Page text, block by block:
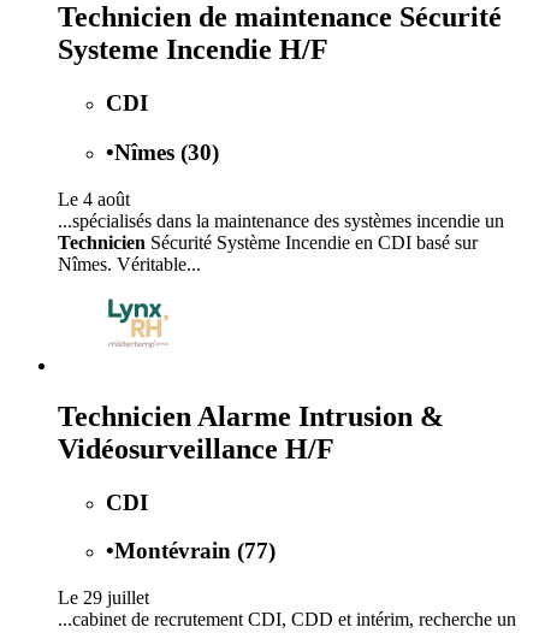
Technicien de maintenance Sécurité
Systeme Incendie H/F
CDI
•Nîmes (30)
Le 4 août
...spécialisés dans la maintenance des systèmes incendie un
Technicien Sécurité Système Incendie en CDI basé sur
Nîmes. Véritable...
Technicien Alarme Intrusion &
Vidéosurveillance H/F
CDI
•Montévrain (77)
Le 29 juillet
...cabinet de recrutement CDI, CDD et intérim, recherche un